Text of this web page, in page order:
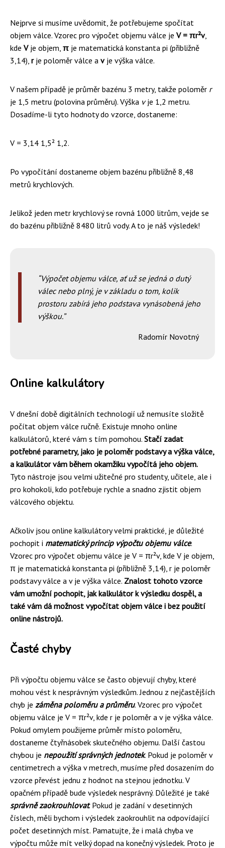
Nejprve si musíme uvědomit, že potřebujeme spočítat
objem válce. Vzorec pro výpočet objemu válce je V = πr²v,
kde Vje objem, π je matematická konstanta pi (přibližně
3,14), rje poloměr válce a vje výška válce.
V našem případě je průměr bazénu 3 metry, takže poloměr r
je 1,5 metru (polovina průměru). Výška vje 1,2 metru.
Dosadíme-li tyto hodnoty do vzorce, dostaneme:
V = 3,14 1,5² 1,2.
Po vypočítání dostaneme objem bazénu přibližně 8,48
metrů krychlových.
Jelikož jeden metr krychlový se rovná 1000 litrům, vejde se
do bazénu přibližně 8480 litrů vody. A to je náš výsledek!
Výpočet objemu válce, ať už se jedná o dutý
válec nebo plný, je v základu o tom, kolik
prostoru zabírá jeho podstava vynásobená jeho
výškou.
Radomír Novotný
Online kalkulátory
V dnešní době digitálních technologií už nemusíte složitě
počítat objem válce ručně. Existuje mnoho online
kalkulátorů, které vám s tím pomohou. Stačí zadat
potřebné parametry, jako je poloměr podstavy a výška válce,
a kalkulátor vám během okamžiku vypočítá jeho objem.
Tyto nástroje jsou velmi užitečné pro studenty, učitele, ale i
pro kohokoli, kdo potřebuje rychle a snadno zjistit objem
válcového objektu.
Ačkoliv jsou online kalkulátory velmi praktické, je důležité
pochopit i matematický princip výpočtu objemu válce.
Vzorec pro výpočet objemu válce je V = πr²v, kde V je objem,
π je matematická konstanta pi (přibližně 3,14), r je poloměr
podstavy válce a v je výška válce. Znalost tohoto vzorce
vám umožní pochopit, jak kalkulátor k výsledku dospěl, a
také vám dá možnost vypočítat objem válce i bez použití
online nástrojů.
Časté chyby
Při výpočtu objemu válce se často objevují chyby, které
mohou vést k nesprávným výsledkům. Jednou z nejčastějších
chyb je záměna poloměru a průměru. Vzorec pro výpočet
objemu válce je V = πr²v, kde r je poloměr a v je výška válce.
Pokud omylem použijeme průměr místo poloměru,
dostaneme čtyřnásobek skutečného objemu. Další častou
chybou je nepoužití správných jednotek. Pokud je poloměr v
centimetrech a výška v metrech, musíme před dosazením do
vzorce převést jednu z hodnot na stejnou jednotku. V
opačném případě bude výsledek nesprávný. Důležité je také
správně zaokrouhlovat. Pokud je zadání v desetinných
číslech, měli bychom i výsledek zaokrouhlit na odpovídající
počet desetinných míst. Pamatujte, že i malá chyba ve
výpočtu může mít velký dopad na konečný výsledek. Proto je